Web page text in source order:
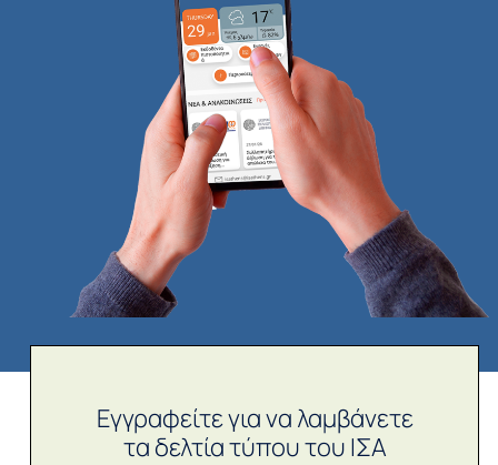
Εγγραφείτε για να λαμβάνετε
τα δελτία τύπου του ΙΣΑ